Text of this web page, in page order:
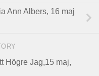
Ann Albers, 16 maj
Högre Jag,15 maj,